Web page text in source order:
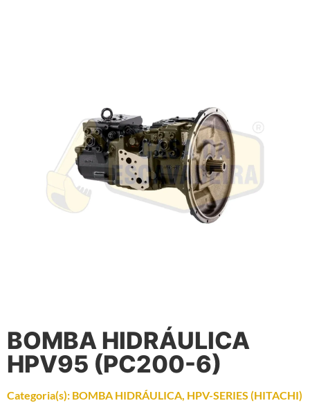
BOMBA HIDRÁULICA
HPV95 (PC200-6)
Categoria(s): BOMBA HIDRÁULICA, HPV-SERIES (HITACHI)